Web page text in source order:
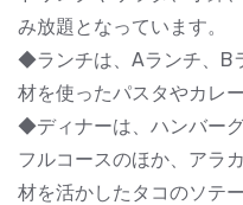
み放題となっています。
◆ランチは、Aランチ、B
材を使ったパスタやカレ
◆ディナーは、ハンバー
フルコースのほか、アラ
材を活かしたタコのソテ